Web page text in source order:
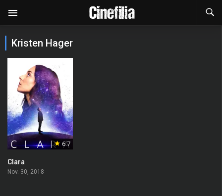
Kristen Hager
6.7
Clara
Nov. 30, 2018